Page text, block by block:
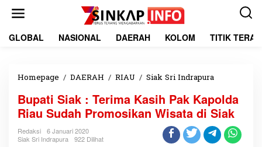
GLOBAL NASIONAL DAERAH KOLOM TITIK
Homepage / DAERAH / RIAU / Siak Sri Indrapura
p
a
t
i
S
Bupati Siak : Terima Kasih Pak Kapolda
Riau Sudah Promosikan Wisata di Siak
Redaksi
6 Januari 2020
Siak Sri Indrapura
922 Dilihat